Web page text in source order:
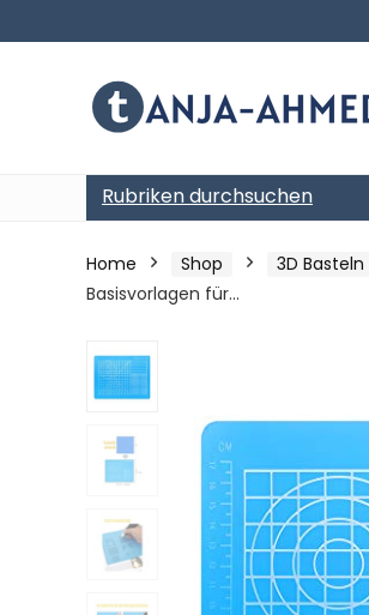
Rubriken durchsuchen
Home Shop 3D Basteln
Basisvorlagen für…